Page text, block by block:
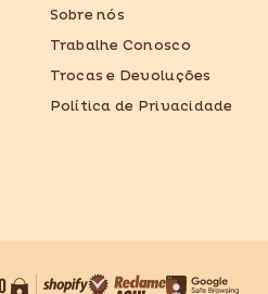
Sobre nós
Trabalhe Conosco
Trocas e Devoluções
Política de Privacidade